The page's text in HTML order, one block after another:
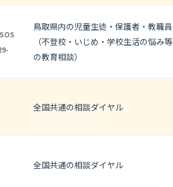
鳥取県内の児童生徒・保護者・教職員
（不登校・いじめ・学校生活の悩み等
の教育相談）
全国共通の相談ダイヤル
全国共通の相談ダイヤル